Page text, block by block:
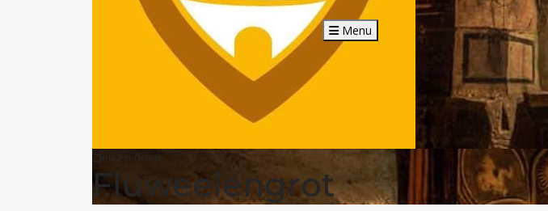
Menu
Zien en doen
Fluweelengrot